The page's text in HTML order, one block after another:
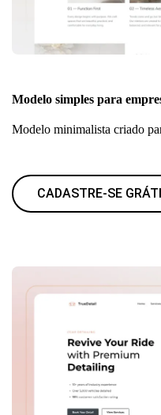
Modelo simples para
Modelo minimalista criado
CADASTRE-SE